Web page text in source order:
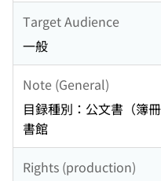
Target Audience
一般
Note (General)
目録種別：公文書（簿
書館
Rights (production)